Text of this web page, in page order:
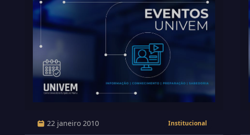
22 janeiro 2010 Institucional